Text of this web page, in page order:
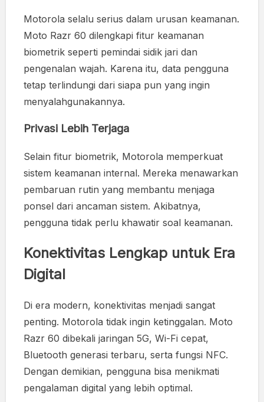
Motorola selalu serius dalam urusan keamanan.
Moto Razr 60 dilengkapi fitur keamanan
biometrik seperti pemindai sidik jari dan
pengenalan wajah. Karena itu, data pengguna
tetap terlindungi dari siapa pun yang ingin
menyalahgunakannya.
Privasi Lebih Terjaga
Selain fitur biometrik, Motorola memperkuat
sistem keamanan internal. Mereka menawarkan
pembaruan rutin yang membantu menjaga
ponsel dari ancaman sistem. Akibatnya,
pengguna tidak perlu khawatir soal keamanan.
Konektivitas Lengkap untuk Era
Digital
Di era modern, konektivitas menjadi sangat
penting. Motorola tidak ingin ketinggalan. Moto
Razr 60 dibekali jaringan 5G, Wi-Fi cepat,
Bluetooth generasi terbaru, serta fungsi NFC.
Dengan demikian, pengguna bisa menikmati
pengalaman digital yang lebih optimal.